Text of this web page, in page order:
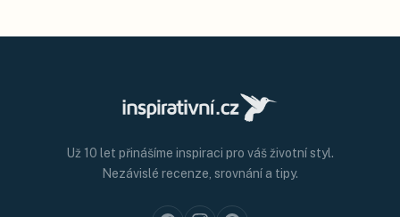
Už 10 let přinášíme inspiraci pro váš životní styl.
Nezávislé recenze, srovnání a tipy.